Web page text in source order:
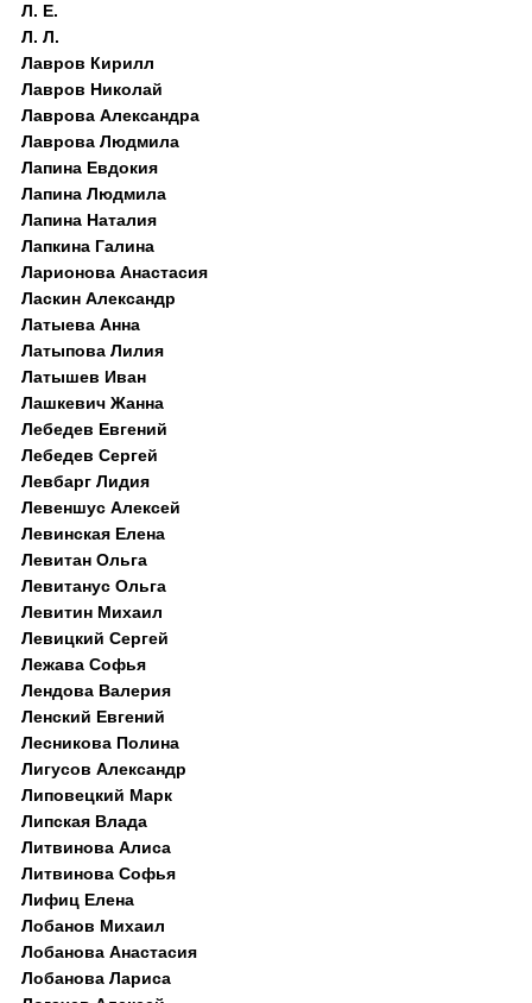
Л. Е.
Л. Л.
Лавров Кирилл
Лавров Николай
Лаврова Александра
Лаврова Людмила
Лапина Евдокия
Лапина Людмила
Лапина Наталия
Лапкина Галина
Ларионова Анастасия
Ласкин Александр
Латыева Анна
Латыпова Лилия
Латышев Иван
Лашкевич Жанна
Лебедев Евгений
Лебедев Сергей
Левбарг Лидия
Левеншус Алексей
Левинская Елена
Левитан Ольга
Левитанус Ольга
Левитин Михаил
Левицкий Сергей
Лежава Софья
Лендова Валерия
Ленский Евгений
Лесникова Полина
Лигусов Александр
Липовецкий Марк
Липская Влада
Литвинова Алиса
Литвинова Софья
Лифиц Елена
Лобанов Михаил
Лобанова Анастасия
Лобанова Лариса